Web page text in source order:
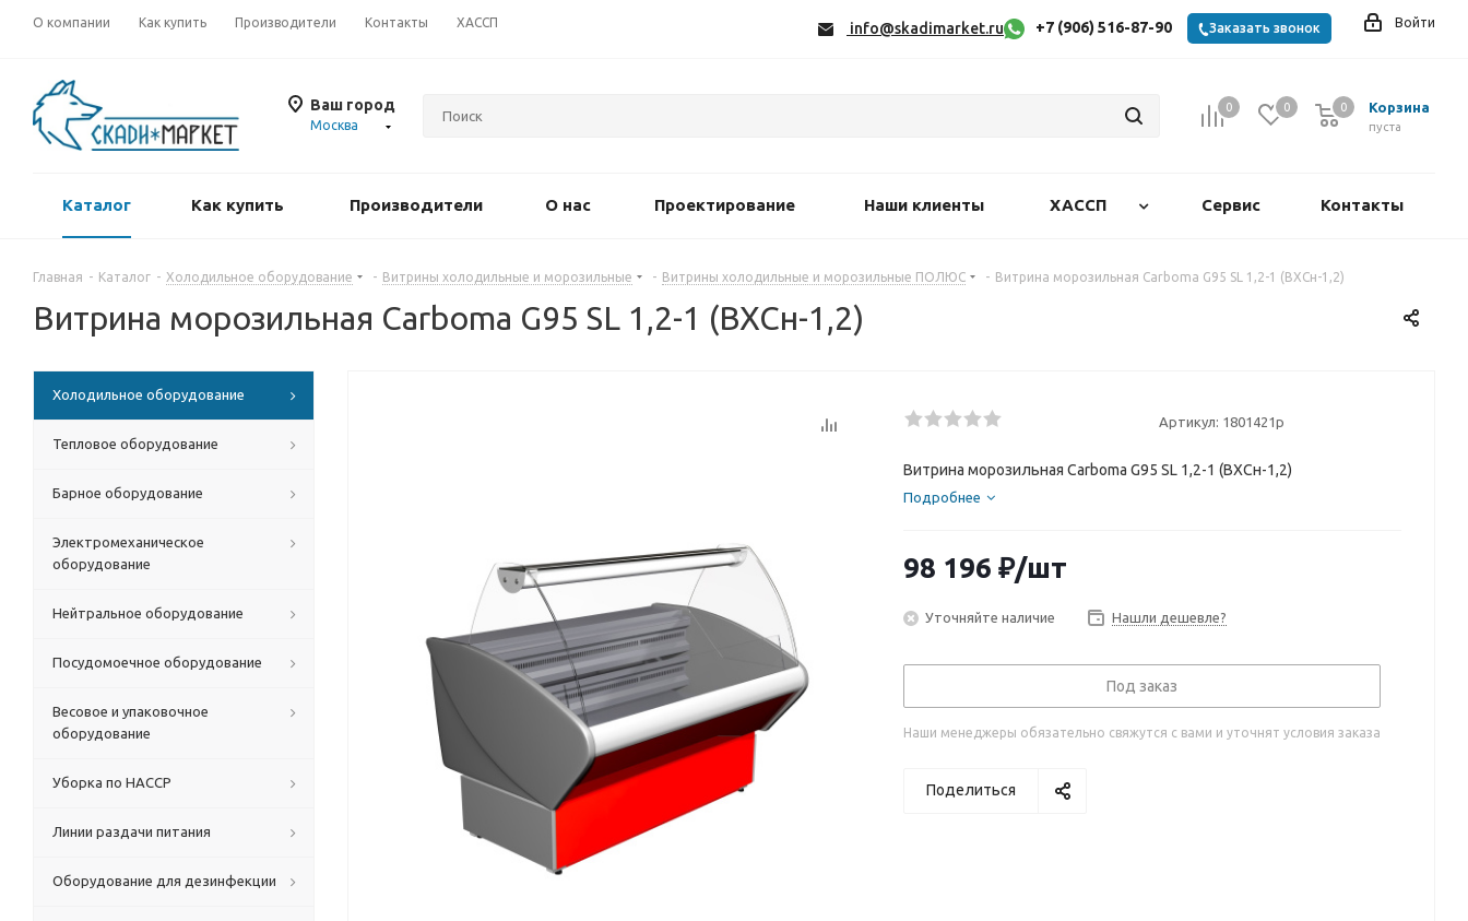
О компании Как купить Производители Контакты ХАССП Войти
info@skadimarket.ru +7 (906) 516-87-90 Заказать звонок
Ваш город
Москва
0 0 Корзина
0
пуста
0
Каталог Как купить Производители О нас Проектирование Наши клиенты ХАССП Сервис Контакты
Главная - Каталог - Холодильное оборудование - Витрины холодильные и морозильные - Витрины холодильные и морозильные ПОЛЮС - Витрина морозильная Carboma G95 SL 1,2-1 (ВХСн-1,2)
Витрина морозильная Carboma G95 SL 1,2-1 (ВХСн-1,2)
Артикул: 1801421p
Витрина морозильная Carboma G95 SL 1,2-1 (ВХСн-1,2)
Подробнее
98 196 ₽/шт
Уточняйте наличие Нашли дешевле?
Под заказ
Наши менеджеры обязательно свяжутся с вами и уточнят условия заказа
Поделиться
Холодильное оборудование
Тепловое оборудование
Барное оборудование
Электромеханическое
оборудование
Нейтральное оборудование
Посудомоечное оборудование
Весовое и упаковочное
оборудование
Уборка по HACCP
Линии раздачи питания
Оборудование для дезинфекции